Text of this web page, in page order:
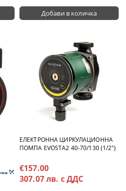
ЕЛЕКТРОННА ЦИРКУЛАЦИОННА
ПОМПА EVOSTA2 40-70/130 (1/2")
€157.00
307.07 лв. с ДДС